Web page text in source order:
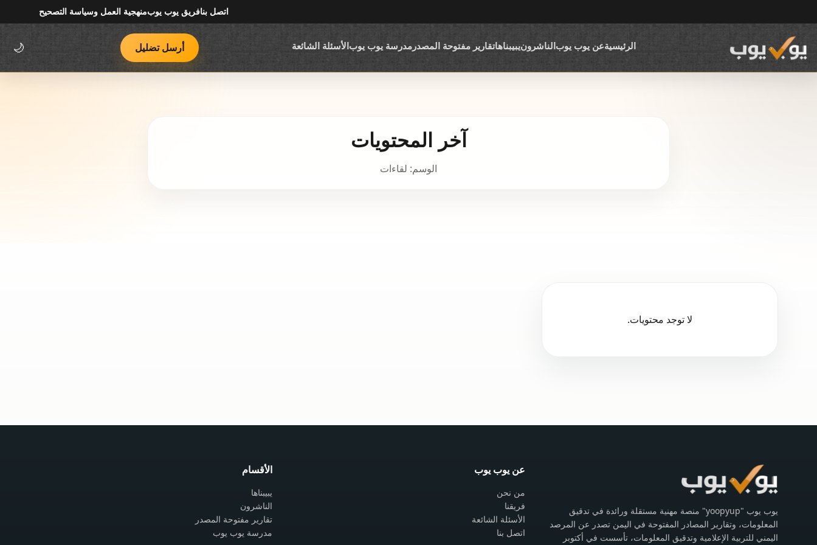
اتصل بنافريق يوب يوبمنهجية العمل وسياسة التصحيح
الرئيسيةعن يوب يوبالناشرونيبيبناهاتقارير مفتوحة المصدر مدرسة يوب يوبالأسئلة الشائعة أرسل تضليل 🌙
آخر المحتويات
الوسم: لقاءات
لا توجد محتويات.
يوب يوب "yoopyup" منصة مهنية مستقلة ورائدة في تدقيق
المعلومات، وتقارير المصادر المفتوحة في اليمن تصدر عن المرصد
اليمني للتربية الإعلامية وتدقيق المعلومات، تأسست في أكتوبر
عن يوب يوب
من نحن
فريقنا
الأسئلة الشائعة
اتصل بنا
الأقسام
يبيبناها
الناشرون
تقارير مفتوحة المصدر
مدرسة يوب يوب